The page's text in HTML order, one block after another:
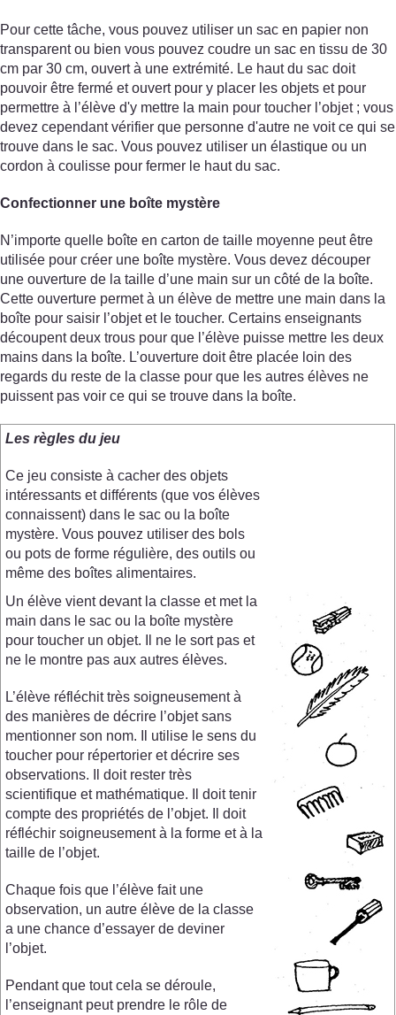
Pour cette tâche, vous pouvez utiliser un sac en papier non
transparent ou bien vous pouvez coudre un sac en tissu de 30
cm par 30 cm, ouvert à une extrémité. Le haut du sac doit
pouvoir être fermé et ouvert pour y placer les objets et pour
permettre à l’élève d'y mettre la main pour toucher l’objet ; vous
devez cependant vérifier que personne d'autre ne voit ce qui se
trouve dans le sac. Vous pouvez utiliser un élastique ou un
cordon à coulisse pour fermer le haut du sac.
Confectionner une boîte mystère
N’importe quelle boîte en carton de taille moyenne peut être
utilisée pour créer une boîte mystère. Vous devez découper
une ouverture de la taille d’une main sur un côté de la boîte.
Cette ouverture permet à un élève de mettre une main dans la
boîte pour saisir l’objet et le toucher. Certains enseignants
découpent deux trous pour que l’élève puisse mettre les deux
mains dans la boîte. L’ouverture doit être placée loin des
regards du reste de la classe pour que les autres élèves ne
puissent pas voir ce qui se trouve dans la boîte.
Les règles du jeu
Ce jeu consiste à cacher des objets
intéressants et différents (que vos élèves
connaissent) dans le sac ou la boîte
mystère. Vous pouvez utiliser des bols
ou pots de forme régulière, des outils ou
même des boîtes alimentaires.
Un élève vient devant la classe et met la
main dans le sac ou la boîte mystère
pour toucher un objet. Il ne le sort pas et
ne le montre pas aux autres élèves.
L’élève réfléchit très soigneusement à
des manières de décrire l’objet sans
mentionner son nom. Il utilise le sens du
toucher pour répertorier et décrire ses
observations. Il doit rester très
scientifique et mathématique. Il doit tenir
compte des propriétés de l’objet. Il doit
réfléchir soigneusement à la forme et à la
taille de l’objet.
Chaque fois que l’élève fait une
observation, un autre élève de la classe
a une chance d’essayer de deviner
l’objet.
Pendant que tout cela se déroule,
l’enseignant peut prendre le rôle de